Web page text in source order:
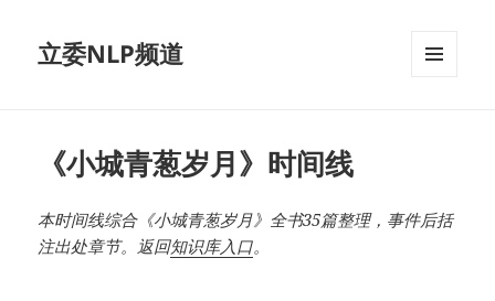
立委NLP频道
《小城青葱岁月》时间线
本时间线综合《小城青葱岁月》全书35篇整理，事件后括
注出处章节。返回知识库入口。